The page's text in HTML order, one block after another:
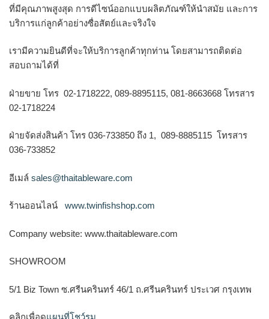
ที่มีคุณภาพสูงสุด การดีไซน์ออกแบบผลิตภัณฑ์ให้นำสมัย และการ
บริการแก่ลูกค้าอย่างซื่อสัตย์และจริงใจ
เรามีความยินดีที่จะให้บริการลูกค้าทุกท่าน โดยสามารถติดต่อ
สอบถามได้ที่
ฝ่ายขาย โทร 02-1718222, 089-8895115, 081-8663668 โทรสาร
02-1718224
ฝ่ายจัดส่งสินค้า โทร 036-733850 ถึง 1, 089-8885115 โทรสาร
036-733852
อีเมล์ sales@thaitableware.com
ร้านออนไลน์ www.twinfishshop.com
Company website: www.thaitableware.com
SHOWROOM
5/1 Biz Town ซ.ศรีนครินทร์ 46/1 ถ.ศรีนครินทร์ ประเวศ กรุงเทพ
คลิกเพื่อดูแผนที่โชว์รูม